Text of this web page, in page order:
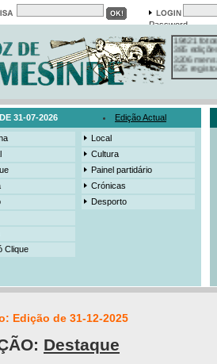
Password
13558
19421
3206
525
31-07-2026 Edição Actual
Clique
Local
Cultura
Painel partidário
Crónicas
Desporto
Edição de 31-12-2025
Destaque